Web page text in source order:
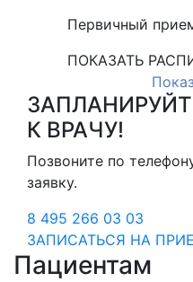
Первичный
ПОКАЗАТЬ
К ВРАЧУ!
Позвоните по
заявку.
8 495 266 03 03
ЗАПИСАТЬСЯ НА
Пациентам